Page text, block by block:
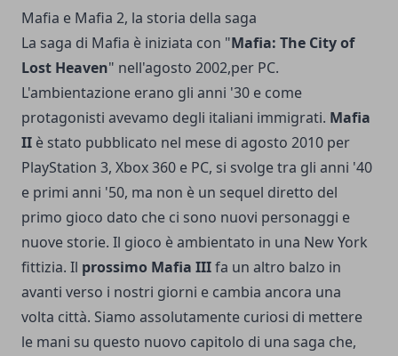
Mafia e Mafia 2, la storia della saga
La saga di Mafia è iniziata con "Mafia: The City of
Lost Heaven" nell'agosto 2002,per PC.
L'ambientazione erano gli anni '30 e come
protagonisti avevamo degli italiani immigrati. Mafia
II è stato pubblicato nel mese di agosto 2010 per
PlayStation 3, Xbox 360 e PC, si svolge tra gli anni '40
e primi anni '50, ma non è un sequel diretto del
primo gioco dato che ci sono nuovi personaggi e
nuove storie. Il gioco è ambientato in una New York
fittizia. Il prossimo Mafia IIIfa un altro balzo in
avanti verso i nostri giorni e cambia ancora una
volta città. Siamo assolutamente curiosi di mettere
le mani su questo nuovo capitolo di una saga che,